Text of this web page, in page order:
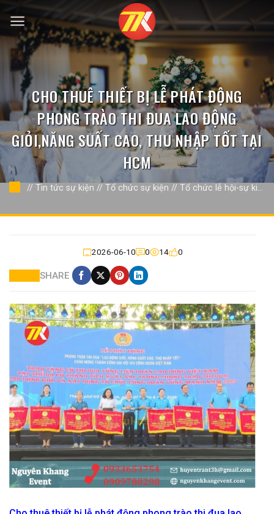
qua
nội
dung
CHO THUÊ THIẾT BỊ LỄ PHÁT ĐỘNG
PHONG TRÀO THI ĐUA LAO ĐỘNG
GIỎI,NĂNG SUẤT CAO, THU NHẬP TỐT TẠI
HCM
// Tin tức sự kiện // Tổ chức sự kiện // Tổ chức lễ hội-sự kiện
2026-06-10 0 14 0
SHARE